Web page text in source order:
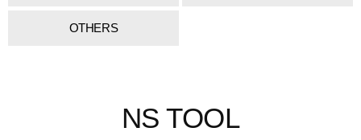
OTHERS
NS TOOL